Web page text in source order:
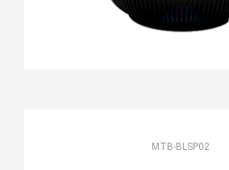
MTB-BLSP02